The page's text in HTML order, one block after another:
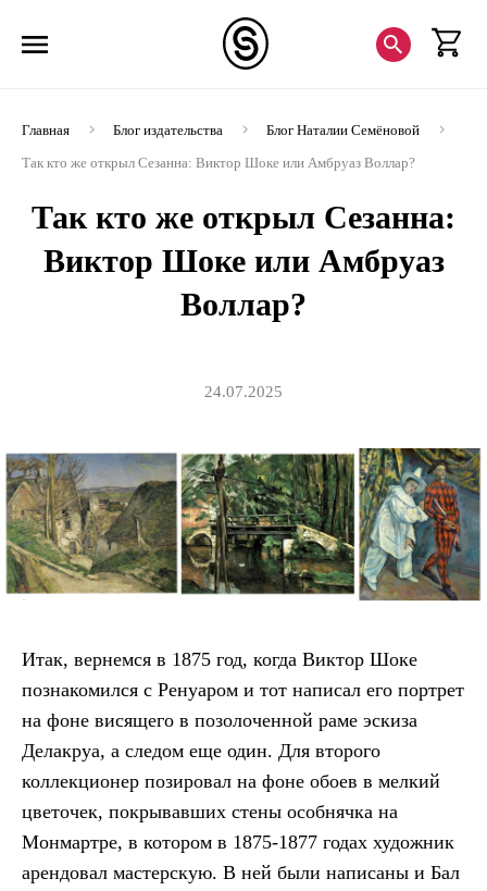
Главная Блог издательства
Блог Наталии Семёновой
Так кто же открыл Сезанна: Виктор Шоке или Амбруаз Воллар?
Так кто же открыл Сезанна:
Виктор Шоке или Амбруаз
Воллар?
24.07.2025
Итак, вернемся в 1875 год, когда Виктор Шоке
познакомился с Ренуаром и тот написал его портрет
на фоне висящего в позолоченной раме эскиза
Делакруа, а следом еще один. Для второго
коллекционер позировал на фоне обоев в мелкий
цветочек, покрывавших стены особнячка на
Монмартре, в котором в 1875-1877 годах художник
арендовал мастерскую. В ней были написаны и Бал